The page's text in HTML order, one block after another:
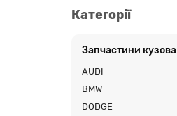
Категорії
Запчастини кузова
AUDI
BMW
DODGE